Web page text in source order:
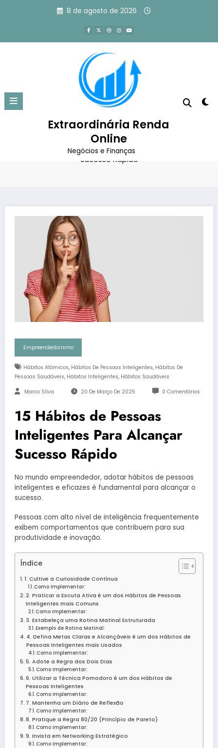
8 de agosto de 2026
Extraordinária Renda
Online
Negócios e Finanças
15 Hábitos de Pessoas
Inteligentes Para Alcançar
Sucesso Rápido
Página inicial
Empreendedorismo
15 Hábitos de Pessoas Inteligentes Para Alcançar
Sucesso Rápido
Empreendedorismo
Hábitos Atômicos, Hábitos De Pessoas Inteligentes, Hábitos De
Pessoas Saudáveis, Hábitos Inteligentes, Hábitos Saudáveis
Marco Silva 20 De Março De 2025 0 Comentários
15 Hábitos de Pessoas
Inteligentes Para Alcançar
Sucesso Rápido
No mundo empreendedor, adotar hábitos de pessoas
inteligentes e eficazes é fundamental para alcançar o
sucesso.
Pessoas com alto nível de inteligência frequentemente
exibem comportamentos que contribuem para sua
produtividade e inovação.
Índice
1. Cultive a Curiosidade Contínua
Como Implementar:
2. Praticar a Escuta Ativa é um dos Hábitos de Pessoas
Inteligentes mais Comuns
Como Implementar:
3. Estabeleça uma Rotina Matinal Estruturada
Exemplo de Rotina Matinal:
4. Defina Metas Claras e Alcançáveis é um dos Hábitos de
Pessoas Inteligentes mais Usados
Como Implementar:
5. Adote a Regra dos Dois Dias
Como Implementar:
6. Utilizar a Técnica Pomodoro é um dos Hábitos de
Pessoas Inteligentes
Como Implementar:
7. Mantenha um Diário de Reflexão
Como Implementar:
8. Pratique a Regra 80/20 (Princípio de Pareto)
Como Implementar:
9. Invista em Networking Estratégico
Como Implementar: